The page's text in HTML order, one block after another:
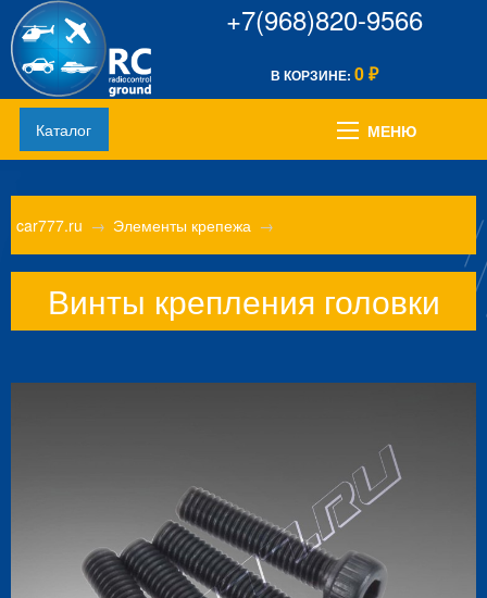
+7(968)820-9566
В КОРЗИНЕ:0₽
Каталог МЕНЮ
car777.ru → Элементы крепежа →
Винты крепления головки